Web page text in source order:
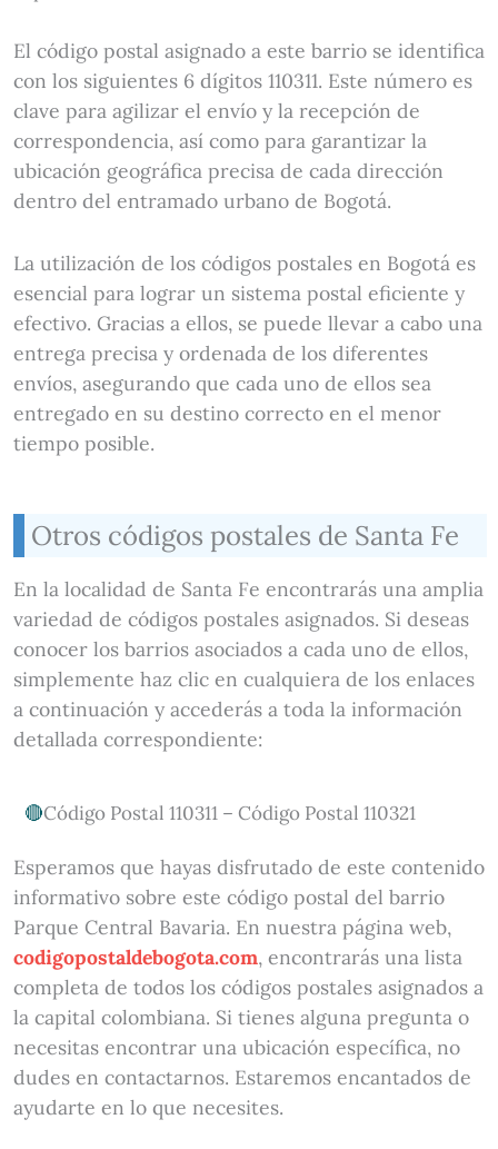
El código postal asignado a este barrio se identifica
con los siguientes 6 dígitos 110311. Este número es
clave para agilizar el envío y la recepción de
correspondencia, así como para garantizar la
ubicación geográfica precisa de cada dirección
dentro del entramado urbano de Bogotá.
La utilización de los códigos postales en Bogotá es
esencial para lograr un sistema postal eficiente y
efectivo. Gracias a ellos, se puede llevar a cabo una
entrega precisa y ordenada de los diferentes
envíos, asegurando que cada uno de ellos sea
entregado en su destino correcto en el menor
tiempo posible.
Otros códigos postales de Santa Fe
En la localidad de Santa Fe encontrarás una amplia
variedad de códigos postales asignados. Si deseas
conocer los barrios asociados a cada uno de ellos,
simplemente haz clic en cualquiera de los enlaces
a continuación y accederás a toda la información
detallada correspondiente:
Código Postal 110311 – Código Postal 110321
Esperamos que hayas disfrutado de este contenido
informativo sobre este código postal del barrio
Parque Central Bavaria. En nuestra página web,
codigopostaldebogota.com, encontrarás una lista
completa de todos los códigos postales asignados a
la capital colombiana. Si tienes alguna pregunta o
necesitas encontrar una ubicación específica, no
dudes en contactarnos. Estaremos encantados de
ayudarte en lo que necesites.